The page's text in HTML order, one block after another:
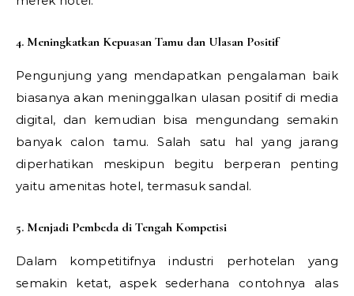
4. Meningkatkan Kepuasan Tamu dan Ulasan Positif
Pengunjung yang mendapatkan pengalaman baik
biasanya akan meninggalkan ulasan positif di media
digital, dan kemudian bisa mengundang semakin
banyak calon tamu. Salah satu hal yang jarang
diperhatikan meskipun begitu berperan penting
yaitu amenitas hotel, termasuk sandal.
5. Menjadi Pembeda di Tengah Kompetisi
Dalam kompetitifnya industri perhotelan yang
semakin ketat, aspek sederhana contohnya alas